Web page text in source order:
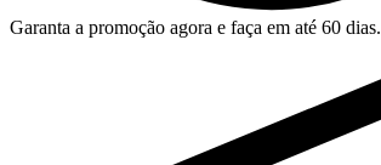
Garanta a promoção agora e faça em até 60 dias.